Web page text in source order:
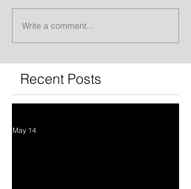
Write a comment...
Recent Posts
May 14